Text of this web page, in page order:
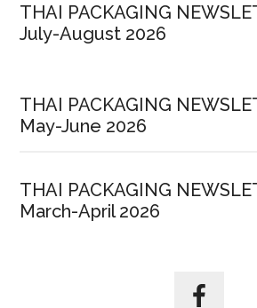
THAI PACKAGING
July-August 2026
THAI PACKAGING
May-June 2026
THAI PACKAGING
March-April 2026